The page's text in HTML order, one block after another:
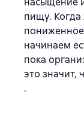
пищу.
пониженное
начинаем
пока
это значит,
.